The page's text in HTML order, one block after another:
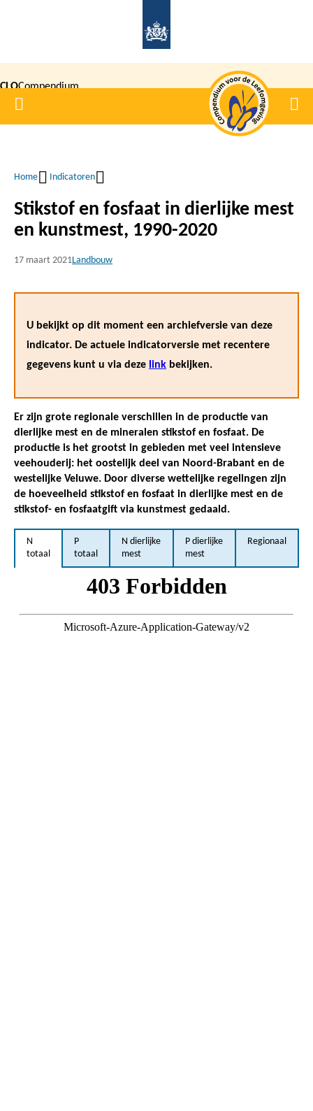
inhoud
gaan
CLOCompendium
voor de
Home
Kruimelpad
Home Indicatoren
Stikstof en fosfaat in dierlijke mest
en kunstmest, 1990-2020
17 maart 2021Landbouw
U bekijkt op dit moment een archiefversie van deze
indicator. De actuele indicatorversie met recentere
gegevens kunt u via deze link bekijken.
Er zijn grote regionale verschillen in de productie van
dierlijke mest en de mineralen stikstof en fosfaat. De
productie is het grootst in gebieden met veel intensieve
veehouderij: het oostelijk deel van Noord-Brabant en de
westelijke Veluwe. Door diverse wettelijke regelingen zijn
de hoeveelheid stikstof en fosfaat in dierlijke mest en de
stikstof- en fosfaatgift via kunstmest gedaald.
N
totaal
P
totaal
N dierlijke
mest
P dierlijke
mest
Regionaal